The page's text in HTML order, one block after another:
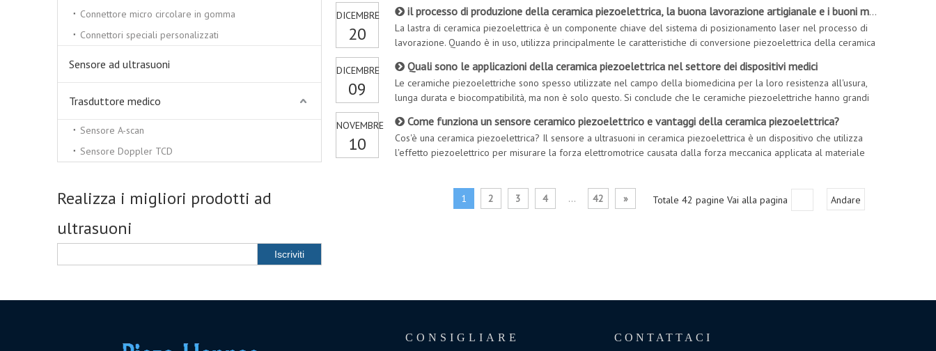
Connettore micro circolare in gomma
Connettori speciali personalizzati
Sensore ad ultrasuoni
Trasduttore medico
Sensore A-scan
Sensore Doppler TCD
Realizza i migliori prodotti ad
ultrasuoni
Iscriviti
DICEMBRE
20
il processo di produzione della ceramica piezoelettrica, la buona lavorazione artigianale e i buoni materiali possono avere buoni prodotti
La lastra di ceramica piezoelettrica è un componente chiave del sistema di posizionamento laser nel processo di
lavorazione. Quando è in uso, utilizza principalmente le caratteristiche di conversione piezoelettrica della ceramica
DICEMBRE
09
Quali sono le applicazioni della ceramica piezoelettrica nel settore dei dispositivi medici
Le ceramiche piezoelettriche sono spesso utilizzate nel campo della biomedicina per la loro resistenza all'usura,
lunga durata e biocompatibilità, ma non è solo questo. Si conclude che le ceramiche piezoelettriche hanno grandi
NOVEMBRE
10
Come funziona un sensore ceramico piezoelettrico e vantaggi della ceramica piezoelettrica?
Cos'è una ceramica piezoelettrica? Il sensore a ultrasuoni in ceramica piezoelettrica è un dispositivo che utilizza
l'effetto piezoelettrico per misurare la forza elettromotrice causata dalla forza meccanica applicata al materiale
1 2 3 4 ... 42 » Totale 42 pagine Vai alla pagina Andare
CONSIGLIARE CONTATTACI